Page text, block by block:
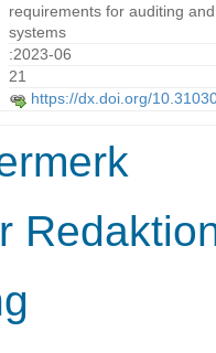
requirements for auditing
systems
:2023-06
21
https://dx.doi.org/